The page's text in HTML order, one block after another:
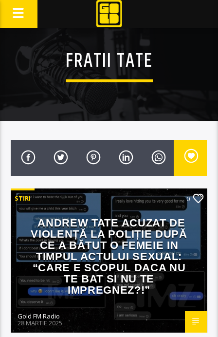
FRATII TATE
STIRI 0
ANDREW TATE ACUZAT DE
VIOLENȚĂ LA POLIȚIE DUPĂ
CE A BĂTUT O FEMEIE IN
TIMPUL ACTULUI SEXUAL:
“CARE E SCOPUL DACA NU
TE BAT SI NU TE
IMPREGNEZ?!”
Gold FM Radio
28 MARTIE 2025